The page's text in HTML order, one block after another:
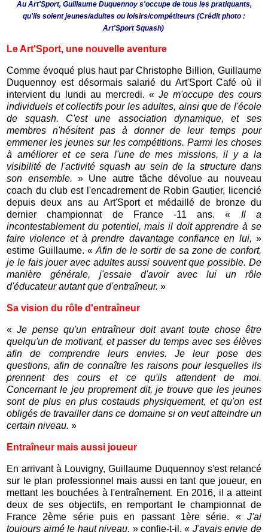
Au Art'Sport, Guillaume Duquennoy s'occupe de tous les pratiquants,
qu'ils soient jeunes/adultes ou loisirs/compétiteurs (Crédit photo :
Art'Sport Squash)
Le Art'Sport, une nouvelle aventure
Comme évoqué plus haut par Christophe Billion, Guillaume
Duquennoy est désormais salarié du Art'Sport Café où il
intervient du lundi au mercredi. «Je m'occupe des cours
individuels et collectifs pour les adultes, ainsi que de l'école
de squash. C'est une association dynamique, et ses
membres n'hésitent pas à donner de leur temps pour
emmener les jeunes sur les compétitions. Parmi les choses
à améliorer et ce sera l'une de mes missions, il y a la
visibilité de l'activité squash au sein de la structure dans
son ensemble. » Une autre tâche dévolue au nouveau
coach du club est l'encadrement de Robin Gautier, licencié
depuis deux ans au Art'Sport et médaillé de bronze du
dernier championnat de France -11 ans. « Il a
incontestablement du potentiel, mais il doit apprendre à se
faire violence et à prendre davantage confiance en lui, »
estime Guillaume. «Afin de le sortir de sa zone de confort,
je le fais jouer avec adultes aussi souvent que possible. De
manière générale, j'essaie d'avoir avec lui un rôle
d'éducateur autant que d'entraîneur. »
Sa vision du rôle d'entraîneur
« Je pense qu'un entraîneur doit avant toute chose être
quelqu'un de motivant, et passer du temps avec ses élèves
afin de comprendre leurs envies. Je leur pose des
questions, afin de connaître les raisons pour lesquelles ils
prennent des cours et ce qu'ils attendent de moi.
Concernant le jeu proprement dit, je trouve que les jeunes
sont de plus en plus costauds physiquement, et qu'on est
obligés de travailler dans ce domaine si on veut atteindre un
certain niveau.»
Entraîneur mais aussi joueur
En arrivant à Louvigny, Guillaume Duquennoy s'est relancé
sur le plan professionnel mais aussi en tant que joueur, en
mettant les bouchées à l'entraînement. En 2016, il a atteint
deux de ses objectifs, en remportant le championnat de
France 2ème série puis en passant 1ère série. « J'ai
toujours aimé le haut niveau, » confie-t-il. « J'avais envie de